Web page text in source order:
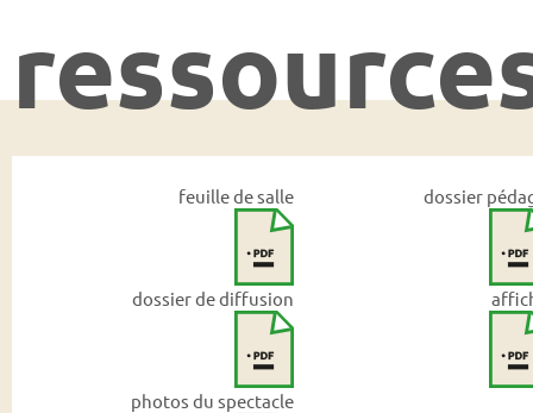
feuille de salle dossier
dossier de diffusion
photos du spectacle